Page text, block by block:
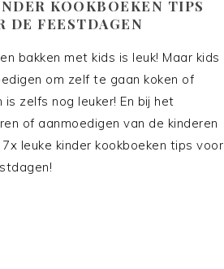
KOOKBOEKEN TIPS
DE FEESTDAGEN
bakken met kids is leuk! Maar kids
om zelf te gaan koken of
is zelfs nog leuker! En bij het
of aanmoedigen van de kinderen
leuke kinder kookboeken tips voor